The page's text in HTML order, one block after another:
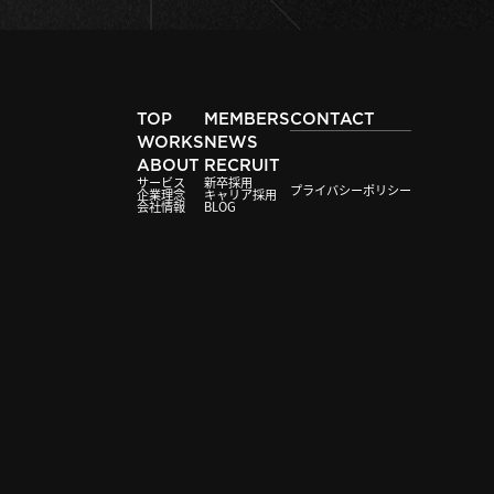
TOP
WORKS
ABOUT
サービス
企業理念
会社情報
MEMBERS
NEWS
RECRUIT
新卒採用
キャリア採用
BLOG
CONTACT
プライバシーポリシー